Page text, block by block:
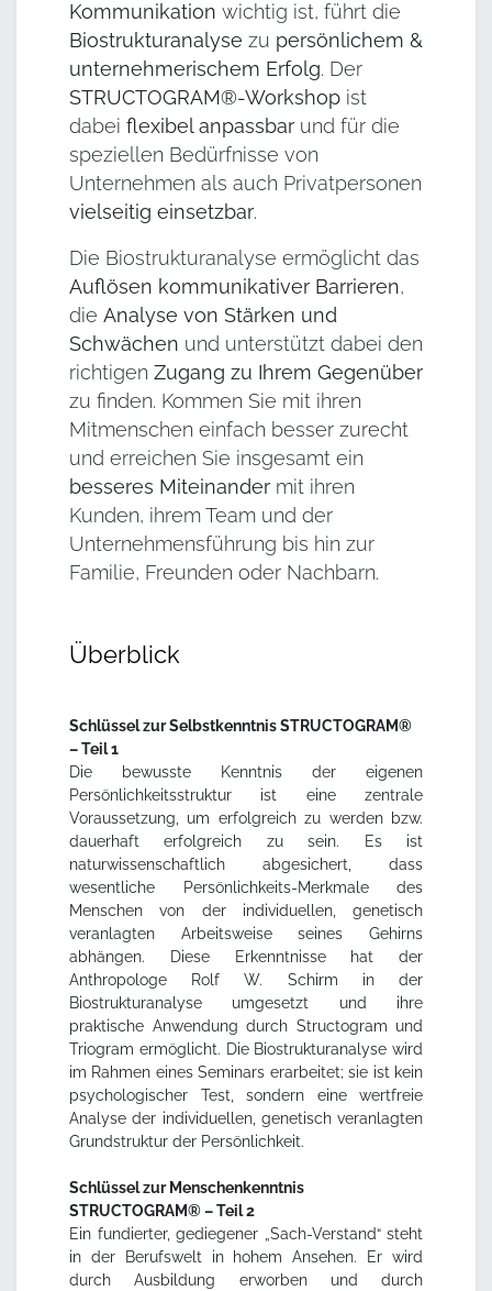
Kommunikation wichtig ist, führt die
Biostrukturanalyse zu persönlichem &
unternehmerischem Erfolg. Der
STRUCTOGRAM®-Workshop ist
dabei flexibel anpassbar und für die
speziellen Bedürfnisse von
Unternehmen als auch Privatpersonen
vielseitig einsetzbar.
Die Biostrukturanalyse ermöglicht das
Auflösen kommunikativer Barrieren,
die Analyse von Stärken und
Schwächen und unterstützt dabei den
richtigen Zugang zu Ihrem Gegenüber
zu finden. Kommen Sie mit ihren
Mitmenschen einfach besser zurecht
und erreichen Sie insgesamt ein
besseres Miteinander mit ihren
Kunden, ihrem Team und der
Unternehmensführung bis hin zur
Familie, Freunden oder Nachbarn.
Überblick
Schlüssel zur Selbstkenntnis STRUCTOGRAM®
– Teil 1
Die bewusste Kenntnis der eigenen
Persönlichkeitsstruktur ist eine zentrale
Voraussetzung, um erfolgreich zu werden bzw.
dauerhaft erfolgreich zu sein. Es ist
naturwissenschaftlich abgesichert, dass
wesentliche Persönlichkeits-Merkmale des
Menschen von der individuellen, genetisch
veranlagten Arbeitsweise seines Gehirns
abhängen. Diese Erkenntnisse hat der
Anthropologe Rolf W. Schirm in der
Biostrukturanalyse umgesetzt und ihre
praktische Anwendung durch Structogram und
Triogram ermöglicht. Die Biostrukturanalyse wird
im Rahmen eines Seminars erarbeitet; sie ist kein
psychologischer Test, sondern eine wertfreie
Analyse der individuellen, genetisch veranlagten
Grundstruktur der Persönlichkeit.
Schlüssel zur Menschenkenntnis
STRUCTOGRAM® – Teil 2
Ein fundierter, gediegener „Sach-Verstand“ steht
in der Berufswelt in hohem Ansehen. Er wird
durch Ausbildung erworben und durch